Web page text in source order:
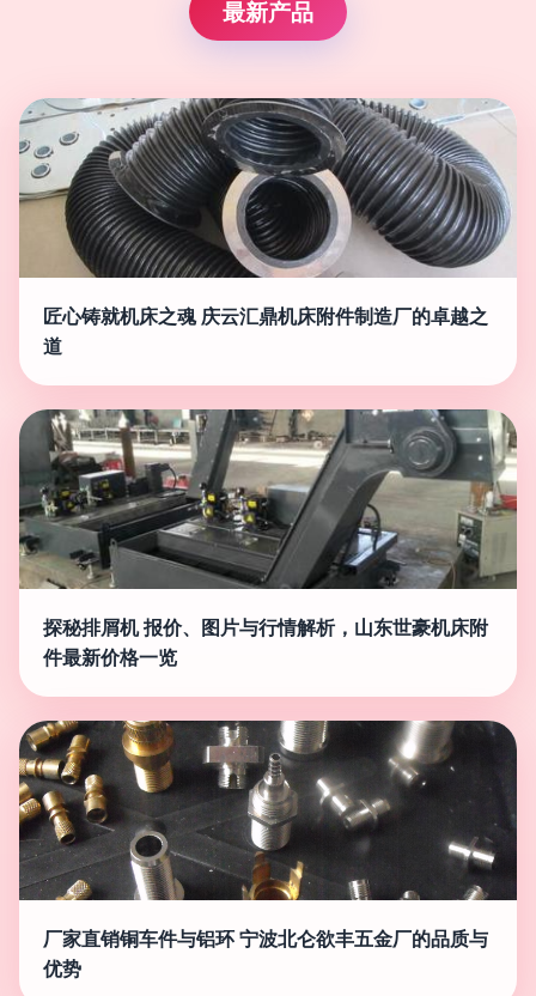
最新产品
匠心铸就机床之魂 庆云汇鼎机床附件制造厂的卓越之
道
探秘排屑机 报价、图片与行情解析，山东世豪机床附
件最新价格一览
厂家直销铜车件与铝环 宁波北仑欲丰五金厂的品质与
优势